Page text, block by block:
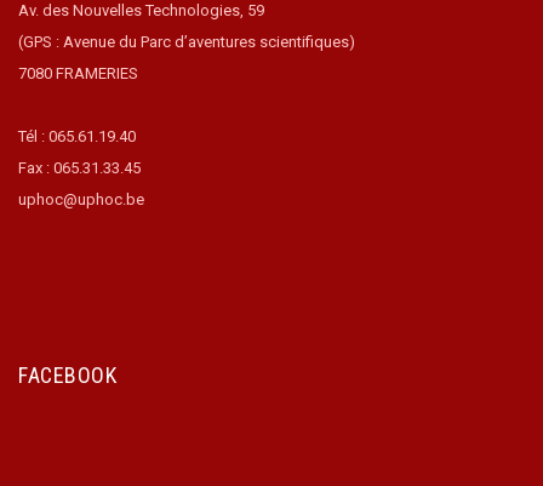
Av. des Nouvelles Technologies, 59
(GPS : Avenue du Parc d’aventures scientifiques)
7080 FRAMERIES
Tél : 065.61.19.40
Fax : 065.31.33.45
uphoc@uphoc.be
FACEBOOK